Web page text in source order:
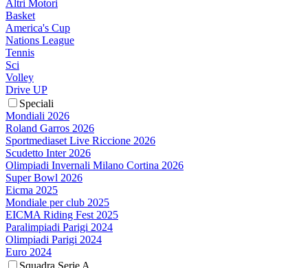
Altri Motori
Basket
America's Cup
Nations League
Tennis
Sci
Volley
Drive UP
Speciali
Mondiali 2026
Roland Garros 2026
Sportmediaset Live Riccione 2026
Scudetto Inter 2026
Olimpiadi Invernali Milano Cortina 2026
Super Bowl 2026
Eicma 2025
Mondiale per club 2025
EICMA Riding Fest 2025
Paralimpiadi Parigi 2024
Olimpiadi Parigi 2024
Euro 2024